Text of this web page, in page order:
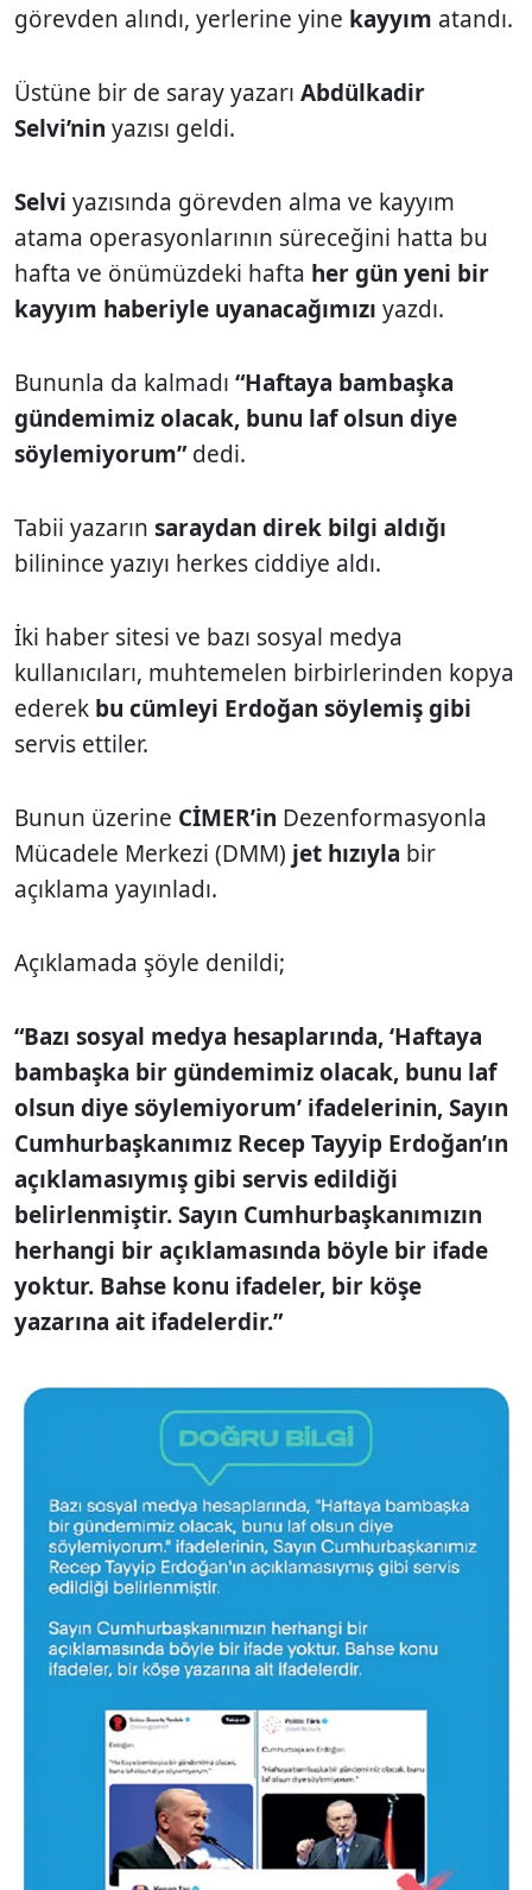
görevden alındı, yerlerine yine kayyım atandı.
Üstüne bir de saray yazarı Abdülkadir
Selvi’nin yazısı geldi.
Selvi yazısında görevden alma ve kayyım
atama operasyonlarının süreceğini hatta bu
hafta ve önümüzdeki hafta her gün yeni bir
kayyım haberiyle uyanacağımızı yazdı.
Bununla da kalmadı “Haftaya bambaşka
gündemimiz olacak, bunu laf olsun diye
söylemiyorum”dedi.
Tabii yazarın saraydan direk bilgi aldığı
bilinince yazıyı herkes ciddiye aldı.
İki haber sitesi ve bazı sosyal medya
kullanıcıları, muhtemelen birbirlerinden kopya
ederek bu cümleyi Erdoğan söylemiş gibi
servis ettiler.
Bunun üzerine CİMER’in Dezenformasyonla
Mücadele Merkezi (DMM) jet hızıyla bir
açıklama yayınladı.
Açıklamada şöyle denildi;
“Bazı sosyal medya hesaplarında, ‘Haftaya
bambaşka bir gündemimiz olacak, bunu laf
olsun diye söylemiyorum’ ifadelerinin, Sayın
Cumhurbaşkanımız Recep Tayyip Erdoğan’ın
açıklamasıymış gibi servis edildiği
belirlenmiştir. Sayın Cumhurbaşkanımızın
herhangi bir açıklamasında böyle bir ifade
yoktur. Bahse konu ifadeler, bir köşe
yazarına ait ifadelerdir.”